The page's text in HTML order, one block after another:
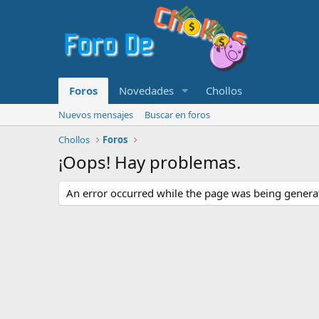
Foros Novedades Chollos
Nuevos mensajes
Buscar en foros
Chollos
Foros
¡Oops! Hay problemas.
An error occurred while the page was being